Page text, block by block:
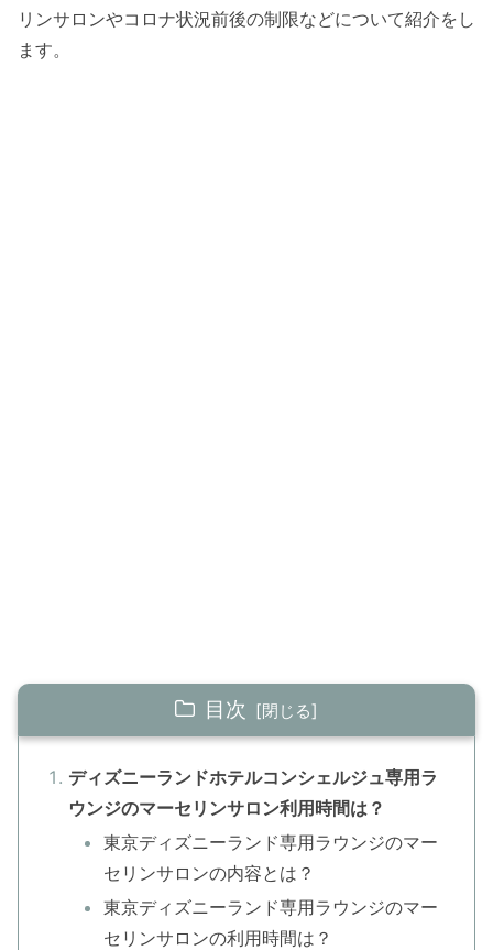
リンサロンやコロナ状況前後の制限などについて紹介をし
ます。
目次
ディズニーランドホテルコンシェルジュ専用ラ
ウンジのマーセリンサロン利用時間は？
東京ディズニーランド専用ラウンジのマー
セリンサロンの内容とは？
東京ディズニーランド専用ラウンジのマー
セリンサロンの利用時間は？